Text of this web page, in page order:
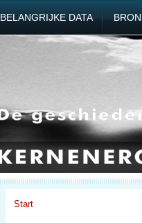
BELANGRIJKE DATA
Start